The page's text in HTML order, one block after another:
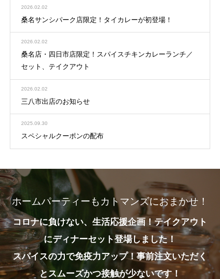
2026.02.02
桑名サンシパーク店限定！タイカレーが初登場！
2026.02.02
桑名店・四日市店限定！スパイスチキンカレーランチ／
セット、テイクアウト
2026.02.02
三八市出店のお知らせ
2025.09.30
スペシャルクーポンの配布
ホームパーティーもカトマンズにおまかせ！
コロナに負けない、生活応援企画！テイクアウト
にディナーセット登場しました！
スパイスの力で免疫力アップ！事前注文いただく
とスムーズかつ接触が少ないです！